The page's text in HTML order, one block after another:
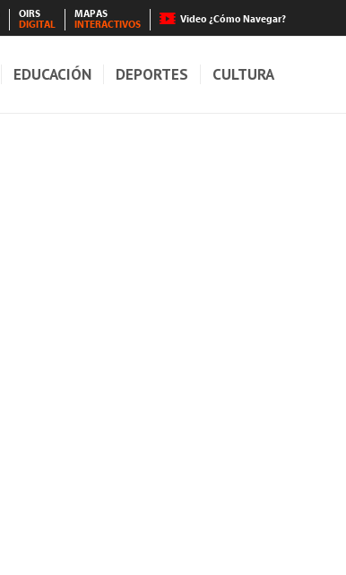
OIRS
DIGITAL
MAPAS
INTERACTIVOS
Video ¿Cómo Navegar?
EDUCACIÓN DEPORTES CULTURA